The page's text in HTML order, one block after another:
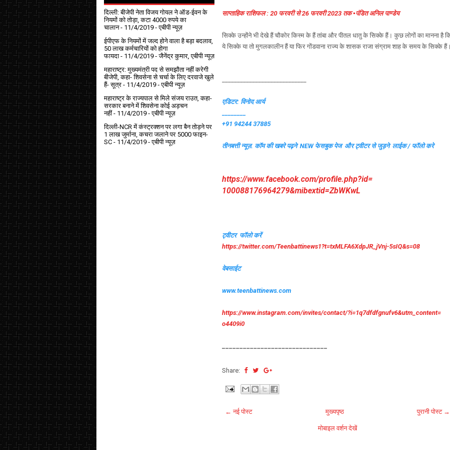
साप्ताहिक राशिफल : 20 फरवरी से 26 फरवरी 2023 तक ▪️पंडित अनिल पाण्डेय
सिक्के उन्होंने भी देखे हैं चौकोर किस्म के हैं तांबा और पीतल धातु के सिक्के हैं। कुछ लोगों का मानना है
ये सिक्के या तो मुगलकालीन हैं या फिर गोंडवाना राज्य के शासक राजा संग्राम शाह के समय के सिक्के
एडिटर: विनोद आर्य
+91 94244 37885
तीनबत्ती न्यूज़. कॉम की खबरे पढ़नेNEW फेसबुक पेज और ट्वीटर से जुड़ने लाईक / फॉलो करे
https://www.facebook.com/profile.php?id=
100088176964279&mibextid=ZbWKwL
ट्वीटर फॉलो करें
https://twitter.com/Teenbattinews1?t=txMLFA6XdpJR_ jVnj-5sIQ&s=08
वेबसाईट
www.teenbattinews.com
https://www.instagram.com/invites/contact/?i=1q7dfdfgnufv6&utm_content=
o4409i0
Share:
← नई पोस्ट पुरानी पोस्ट →
मुख्यपृष्ठ
मोबाइल वर्शन देखें
दिल्ली: बीजेपी नेता विजय गोयल ने ऑड-ईवन के
नियमों को तोड़ा, कटा 4000 रुपये का
चालान- 11/4/2019 - एबीपी न्यूज़
ईपीएफ के नियमों में जल्द होने वाला है बड़ा बदलाव,
50 लाख कर्मचारियों को होगा
फायदा - 11/4/2019 - जैनेंद्र कुमार, एबीपी न्यूज़
महाराष्ट्र: मुख्यमंत्री पद से समझौता नहीं करेगी
बीजेपी, कहा- शिवसेना से चर्चा के लिए दरवाजे खुले
हैं- सूत्र - 11/4/2019 - एबीपी न्यूज़
महाराष्ट्र के राज्यपाल से मिले संजय राउत, कहा-
सरकार बनाने में शिवसेना कोई अड़चन
नहीं- 11/4/2019 - एबीपी न्यूज़
दिल्ली-NCR में कंस्ट्रक्शन पर लगा बैन तोड़ने पर
1 लाख जुर्माना, कचरा जलाने पर ₹5000 फाइन-
SC - 11/4/2019 - एबीपी न्यूज़